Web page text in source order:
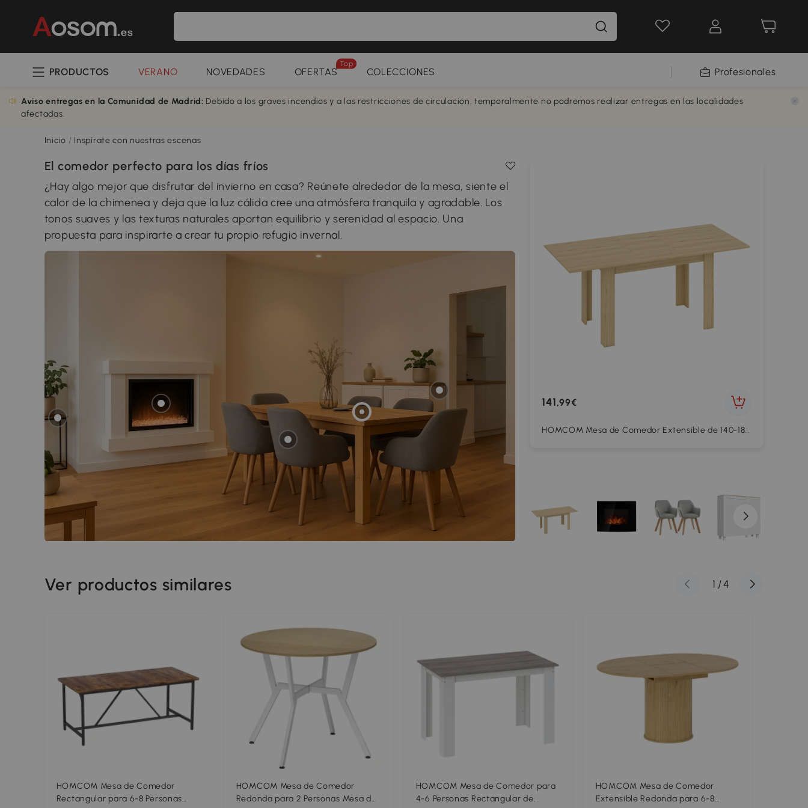
PRODUCTOS VERANO NOVEDADES OFERTAS
Top
COLECCIONES Profesionales
Aviso entregas en la Comunidad de Madrid: Debido a los graves incendios y a las restricciones de circulación, temporalmente no podremos realizar entregas en las localidades
afectadas.
Inicio / Inspírate con nuestras escenas
El comedor perfecto para los días fríos
¿Hay algo mejor que disfrutar del invierno en casa? Reúnete alrededor de la mesa, siente el
calor de la chimenea y deja que la luz cálida cree una atmósfera tranquila y agradable. Los
tonos suaves y las texturas naturales aportan equilibrio y serenidad al espacio. Una
propuesta para inspirarte a crear tu propio refugio invernal.
141,99€
HOMCOM Mesa de Comedor Extensible de 140-180
Ver productos similares 1 /4
HOMCOM Mesa de Comedor
Rectangular para 6-8 Personas
HOMCOM Mesa de Comedor
Redonda para 2 Personas Mesa de
HOMCOM Mesa de Comedor para
4-6 Personas Rectangular de
HOMCOM Mesa de Comedor
Extensible Redonda para 6-8